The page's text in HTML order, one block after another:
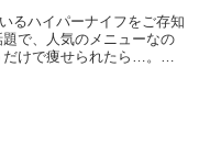
るハイパーナイフをご存知
で、人気のメニューなの
けで痩せられたら…。そ